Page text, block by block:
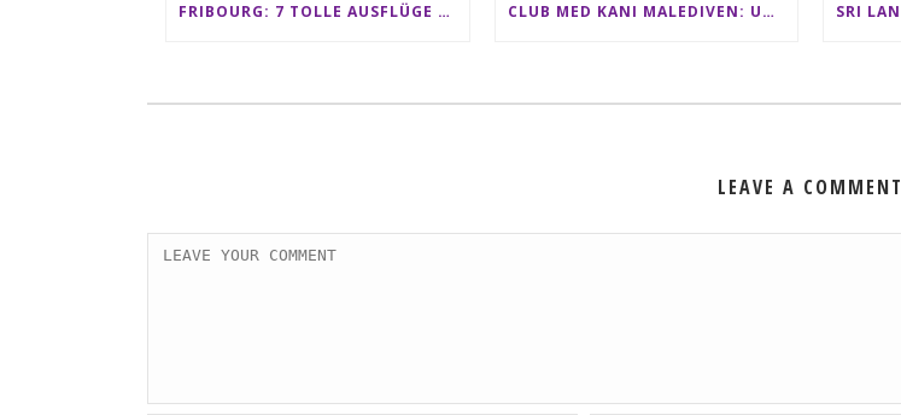
FRIBOURG: 7 TOLLE AUSFLÜGE FÜR FAMILIEN VON CHARMEY BIS LES PACCOTS CLUB MED KANI MALEDIVEN: UNSERE ERFAHRUNGEN IM ALL-INCLUSIVE PARADIES
LEAVE A COMMENT